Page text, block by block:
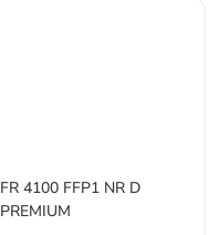
FR 4100 FFP1 NR D
PREMIUM